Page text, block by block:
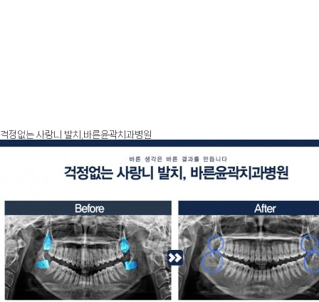
걱정없는 사랑니 발치,바른윤곽치과병원